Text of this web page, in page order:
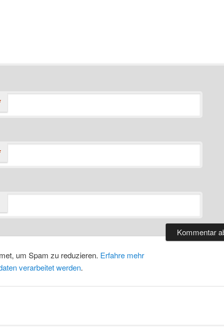
um Spam zu reduzieren. Erfahre mehr
verarbeitet werden.